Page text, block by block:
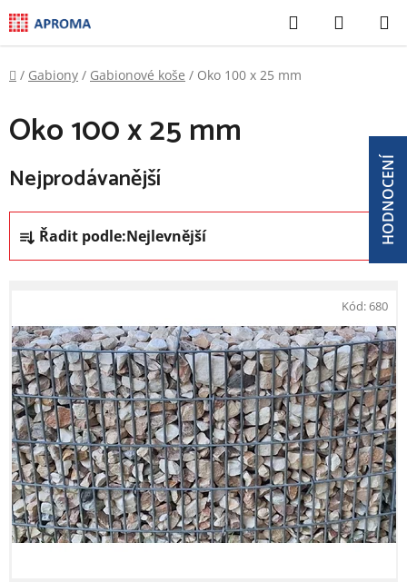
Přejít
na
obsah
Hledat
KOŠÍK
Domů
/ Gabiony / Gabionové koše / Oko 100 x 25 mm
Oko 100 x 25 mm
Nejprodávanější
Ř
z
n
í
p
r
o
d
u
k
t
ů
Řadit podle:Nejlevnější
p
i
s
p
r
o
d
u
k
t
Kód:680
HODNOCENÍ